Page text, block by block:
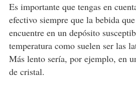
Es importante que tengas en
efectivo siempre que la bebida
encuentre en un depósito
temperatura como suelen ser las
Más lento sería, por ejemplo, en
de cristal.